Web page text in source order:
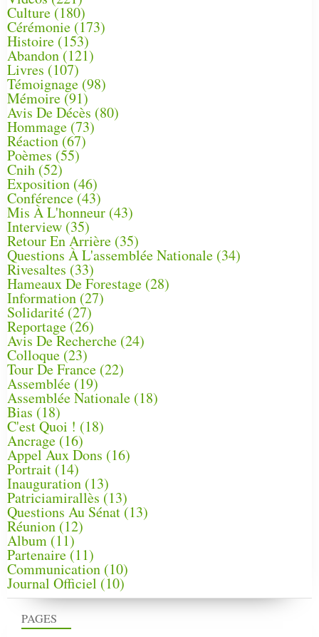
PAGES
Culture(180)
Cérémonie (173)
Histoire (153)
Abandon(121)
Livres (107)
Témoignage (98)
Mémoire (91)
Avis De Décès (80)
Hommage (73)
Réaction(67)
Poèmes (55)
Cnih (52)
Exposition (46)
Conférence(43)
Mis À L'honneur (43)
Interview (35)
Retour En Arrière (35)
Questions À L'assemblée Nationale (34)
Rivesaltes (33)
Hameaux De Forestage (28)
Information (27)
Solidarité (27)
Reportage(26)
Avis De Recherche (24)
Colloque (23)
Tour De France (22)
Assemblée (19)
Assemblée Nationale (18)
Bias (18)
C'est Quoi ! (18)
Ancrage (16)
Appel Aux Dons (16)
Portrait (14)
Inauguration (13)
Patriciamirallès (13)
Questions Au Sénat(13)
Réunion (12)
Album (11)
Partenaire(11)
Communication (10)
Journal Officiel (10)